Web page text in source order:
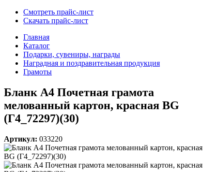
Смотреть прайс-лист
Скачать прайс-лист
Главная
Каталог
Подарки, сувениры, награды
Наградная и поздравительная продукция
Грамоты
Бланк А4 Почетная грамота
мелованный картон, красная BG
(Г4_72297)(30)
Артикул: 033220